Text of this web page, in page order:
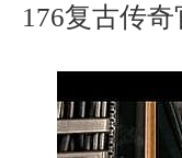
176复古传